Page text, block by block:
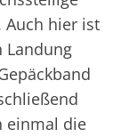
Auch hier ist
Landung
einmal die